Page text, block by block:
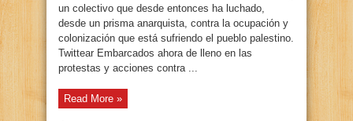
un colectivo que desde entonces ha luchado,
desde un prisma anarquista, contra la ocupación y
colonización que está sufriendo el pueblo palestino.
Twittear Embarcados ahora de lleno en las
protestas y acciones contra ...
Read More »